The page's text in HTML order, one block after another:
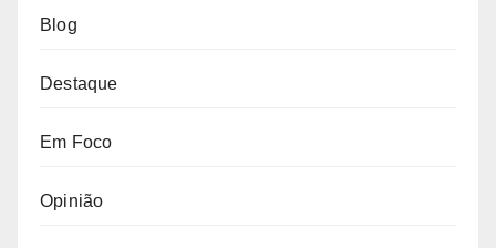
Blog
Destaque
Em Foco
Opinião